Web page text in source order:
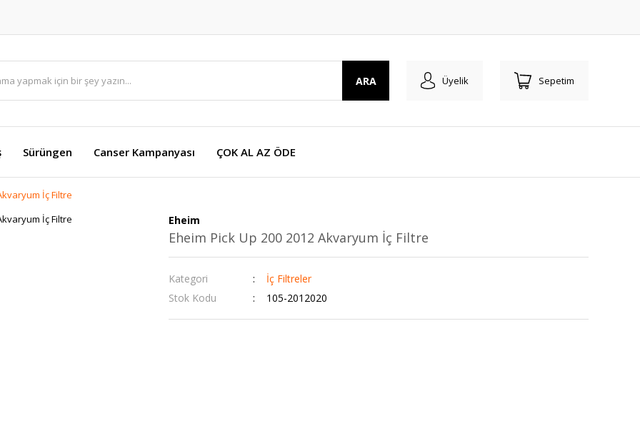
ARA Üyelik Sepetim
Sürüngen Canser Kampanyası ÇOK AL AZ ÖDE
İç Filtre
Eheim
Eheim Pick Up 200 2012 Akvaryum İç Filtre
Kategori
İç Filtreler
Stok Kodu
105-2012020